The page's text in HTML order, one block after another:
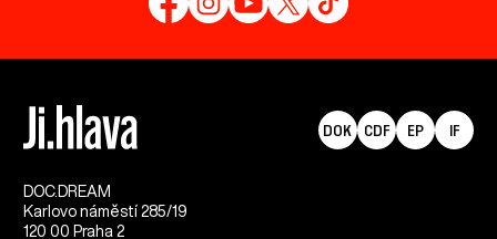
DOC.DREAM​
Karlovo náměstí 285/19
120 00 Praha 2
DOK CDF EP IF